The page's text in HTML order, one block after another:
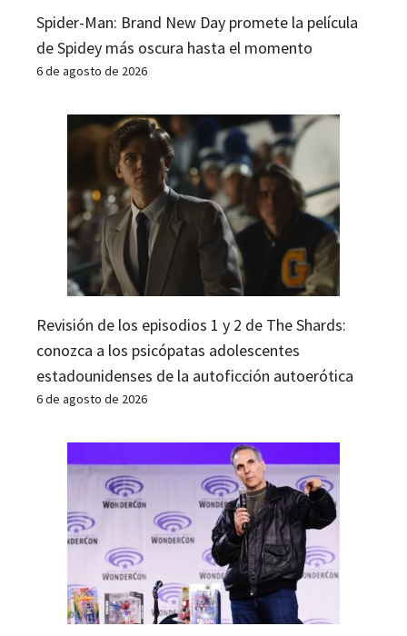
Spider-Man: Brand New Day promete la película
de Spidey más oscura hasta el momento
6 de agosto de 2026
Revisión de los episodios 1 y 2 de The Shards:
conozca a los psicópatas adolescentes
estadounidenses de la autoficción autoerótica
6 de agosto de 2026